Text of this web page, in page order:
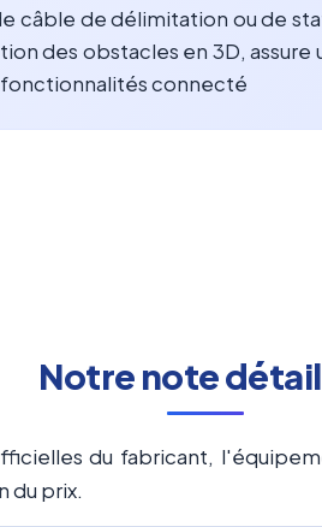
câble de délimitation ou de
des obstacles en 3D, assure
fonctionnalités connecté
Notre note
du fabricant,
du prix.